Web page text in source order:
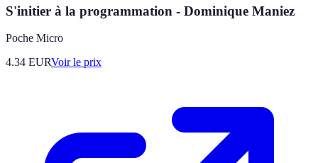
S'initier à la programmation - Dominique Maniez
Poche Micro
4.34 EURVoir le prix